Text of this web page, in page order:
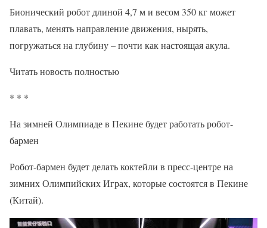
Бионический робот длиной 4,7 м и весом 350 кг может
плавать, менять направление движения, нырять,
погружаться на глубину – почти как настоящая акула.
Читать новость полностью
* * *
На зимней Олимпиаде в Пекине будет работать робот-
бармен
Робот-бармен будет делать коктейли в пресс-центре на
зимних Олимпийских Играх, которые состоятся в Пекине
(Китай).